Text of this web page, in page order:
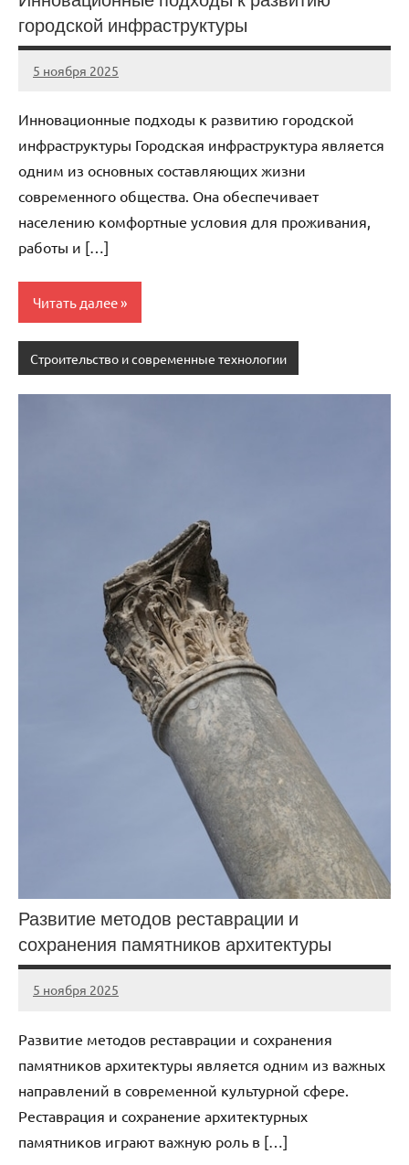
городской инфраструктуры
5 ноября 2025
cement_zavod
Нет
Инновационные подходы к развитию городской
инфраструктуры Городская инфраструктура является
одним из основных составляющих жизни
современного общества. Она обеспечивает
населению комфортные условия для проживания,
работы и […]
Читать далее
Строительство и современные технологии
Развитие методов реставрации и
сохранения памятников архитектуры
5 ноября 2025
cement_zavod
Нет
Развитие методов реставрации и сохранения
памятников архитектуры является одним из важных
направлений в современной культурной сфере.
Реставрация и сохранение архитектурных
памятников играют важную роль в […]